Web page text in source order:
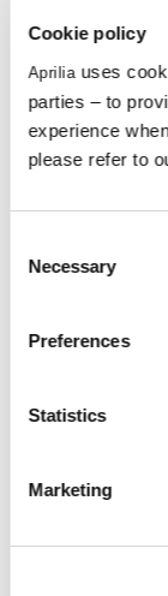
Cookie policy
Aprilia uses
parties – to
experience
please refer to
Selection
Necessary
Preferences
Statistics
Marketing
централно
2025
През